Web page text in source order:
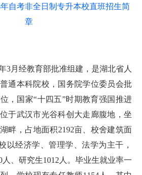
3月经教育部批准组建，是湖北省人
通本科院校，国务院学位委员会批
，国家“十四五”时期教育强国推进
于武汉市光谷科创大走廊腹地，坐
畔，占地面积2192亩、校舍建筑面
以经济学、管理学、法学为主干，
、研究生1012人。毕业生就业率一